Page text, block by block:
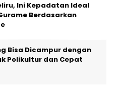
Ini Kepadatan Ideal
Berdasarkan
Bisa Dicampur dengan
Polikultur dan Cepat